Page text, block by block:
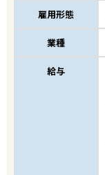
雇用形態
業種
給与